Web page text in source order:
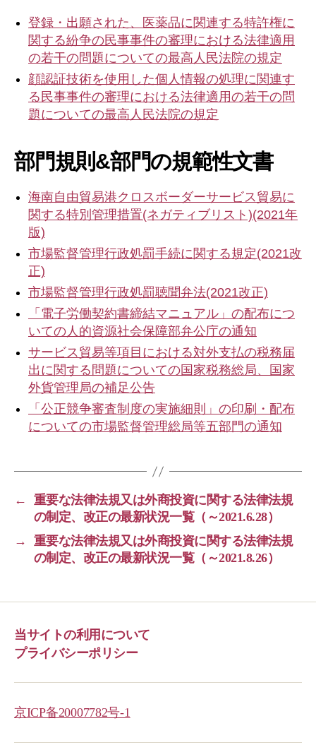
登録・出願された、医薬品に関連する特許権に
関する紛争の民事事件の審理における法律適用
の若干の問題についての最高人民法院の規定
顔認証技術を使用した個人情報の処理に関連す
る民事事件の審理における法律適用の若干の問
題についての最高人民法院の規定
部門規則&部門の規範性文書
海南自由貿易港クロスボーダーサービス貿易に
関する特別管理措置(ネガティブリスト)(2021年
版)
市場監督管理行政処罰手続に関する規定(2021改
正)
市場監督管理行政処罰聴聞弁法(2021改正)
「電子労働契約書締結マニュアル」の配布につ
いての人的資源社会保障部弁公庁の通知
サービス貿易等項目における対外支払の税務届
出に関する問題についての国家税務総局、国家
外貨管理局の補足公告
「公正競争審査制度の実施細則」の印刷・配布
についての市場監督管理総局等五部門の通知
←
重要な法律法規又は外商投資に関する法律法規
の制定、改正の最新状況一覧（～2021.6.28）
→
重要な法律法規又は外商投資に関する法律法規
の制定、改正の最新状況一覧（～2021.8.26）
当サイトの利用について
プライバシーポリシー
京ICP备20007782号-1